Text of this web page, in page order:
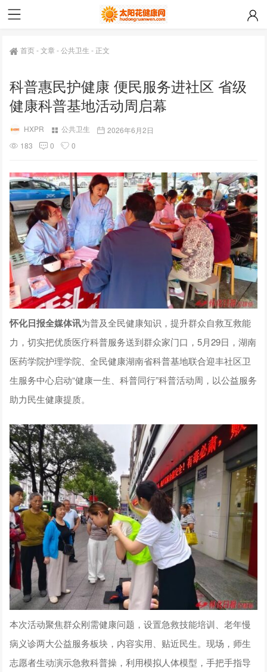
首页-文章-公共卫生 - 正文
科普惠民护健康 便民服务进社区 省级
健康科普基地活动周启幕
HXPR 公共卫生
2026年6月2日
183
0 0
怀化日报全媒体讯为普及全民健康知识，提升群众自救互救能
力，切实把优质医疗科普服务送到群众家门口，5月29日，湖南
医药学院护理学院、全民健康湖南省科普基地联合迎丰社区卫
生服务中心启动“健康一生、科普同行”科普活动周，以公益服务
助力民生健康提质。
本次活动聚焦群众刚需健康问题，设置急救技能培训、老年慢
病义诊两大公益服务板块，内容实用、贴近民生。现场，师生
志愿者生动演示急救科普操，利用模拟人体模型，手把手指导